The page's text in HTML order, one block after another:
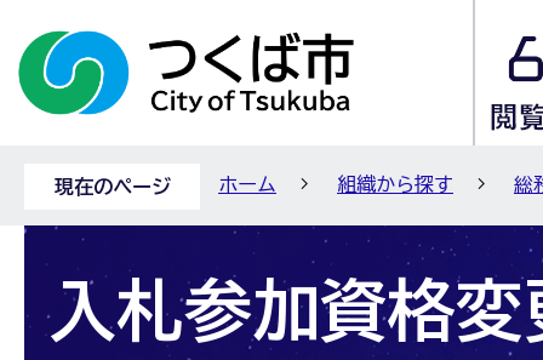
現在のページ ホーム 組織から探す 総
入札参加資格変